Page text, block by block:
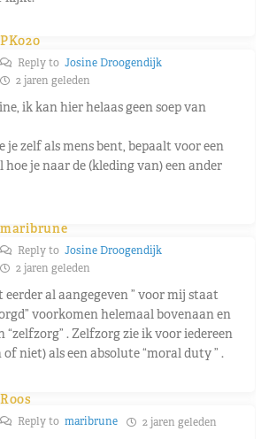
PK020
Reply to Josine Droogendijk
2 jaren geleden
ik kan hier helaas geen soep van
je zelf als mens bent, bepaalt voor een
hoe je naar de (kleding van) een ander
maribrune
Reply to Josine Droogendijk
2 jaren geleden
eerder al aangegeven ” voor mij staat
voorkomen helemaal bovenaan en
. Zelfzorg zie ik voor iedereen
niet) als een absolute “moral duty ” .
Roos
Reply to maribrune 2 jaren geleden